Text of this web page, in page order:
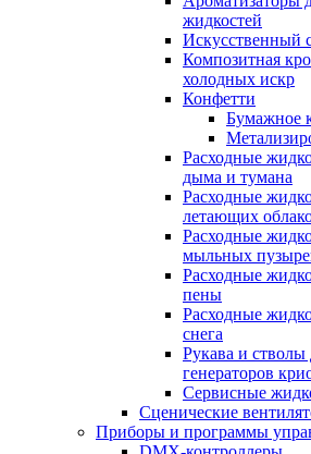
жидкостей
Искусственный
Композитная
холодных искр
Конфетти
Бумажное
Расходные
дыма и тумана
Расходные
летающих
Расходные
мыльных
Расходные
пены
Расходные
снега
Рукава и
генераторов
Сервисные
Сценические
Приборы и программы